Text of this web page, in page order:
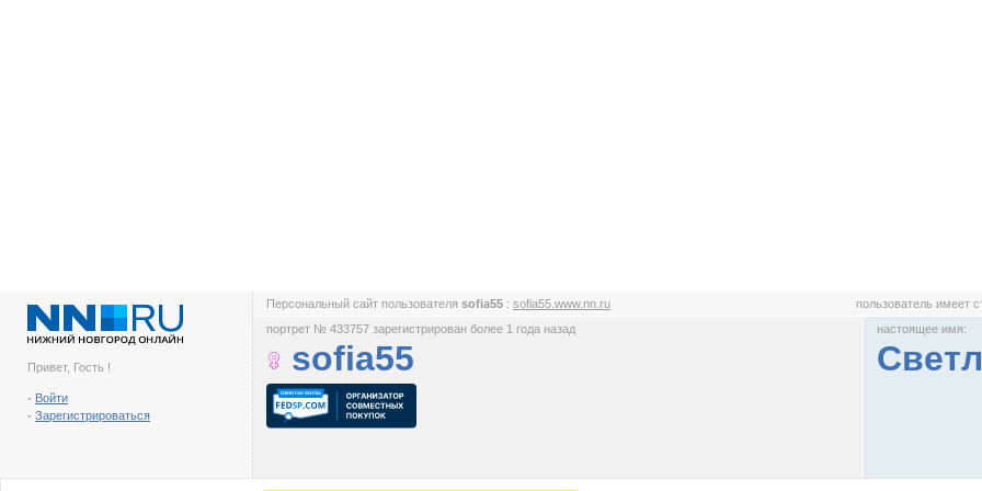
Привет, Гость !
- Войти
- Зарегистрироваться
Персональный сайт пользователя sofia55 : sofia55.www.nn.ru пользователь имеет
портрет № 433757 зарегистрирован более 1 года назад
sofia55
настоящее имя: